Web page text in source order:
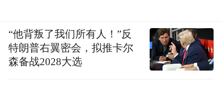
“他背叛了我们所有人！”反
特朗普右翼密会，拟推卡尔
森备战2028大选